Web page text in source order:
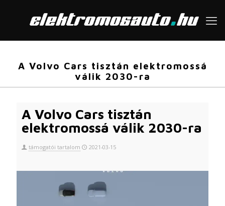
A Volvo Cars tisztán elektromossá
válik 2030-ra
A Volvo Cars tisztán
elektromossá válik 2030-ra
támogatói tartalom 2021-03-15